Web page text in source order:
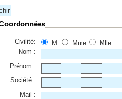
Civilité: M. Mme
Mlle
Nom :
Prénom :
Société :
Mail :